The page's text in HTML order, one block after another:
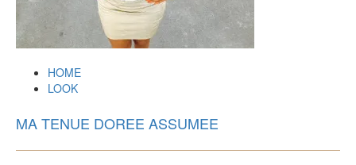
HOME
LOOK
MA TENUE DOREE ASSUMEE